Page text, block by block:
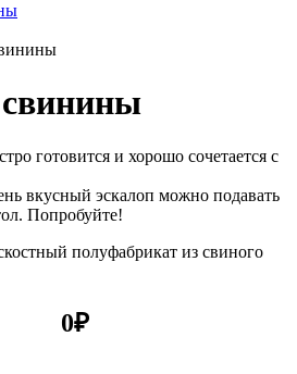
готовится и хорошо сочетается с
вкусный эскалоп можно подавать
Попробуйте!
полуфабрикат из свиного
0₽